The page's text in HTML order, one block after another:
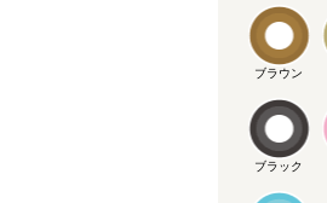
ブラウン
ブラック